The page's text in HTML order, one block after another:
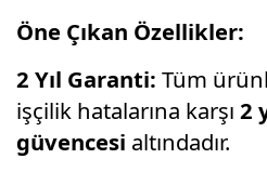
Öne Çıkan Özellikler:
2 Yıl Garanti: Tüm
işçilik hatalarına karşı 2
güvencesi altındadır.